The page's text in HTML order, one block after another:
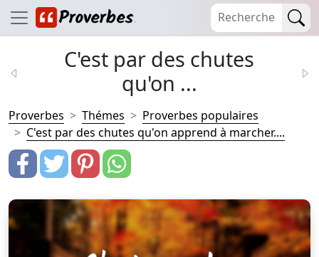
C'est par des chutes
qu'on ...
Proverbes Thémes
Proverbes populaires
C'est par des chutes qu'on apprend à marcher....